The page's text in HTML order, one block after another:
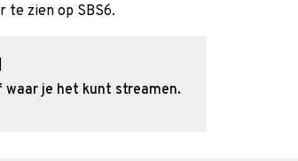
te zien op SBS6.
waar je het kunt streamen.